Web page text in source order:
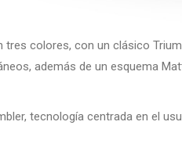
tres colores, con un clásico
además de un esquema
tecnología centrada en el